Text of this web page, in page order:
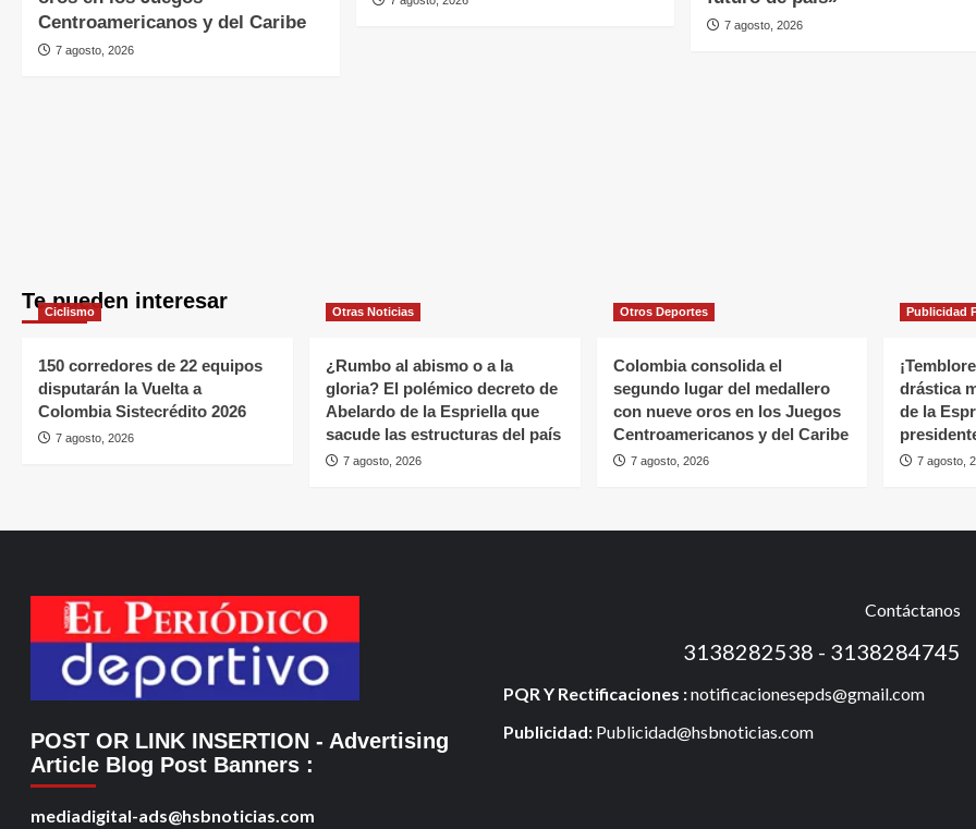
Centroamericanos y del Caribe
7 agosto, 2026
7 agosto, 2026
Te pueden interesar
Ciclismo
150 corredores de 22 equipos
disputarán la Vuelta a
Colombia Sistecrédito 2026
7 agosto, 2026
Otras Noticias
¿Rumbo al abismo o a la
gloria? El polémico decreto de
Abelardo de la Espriella que
sacude las estructuras del país
7 agosto, 2026
Otros Deportes
Colombia consolida el
segundo lugar del medallero
con nueve oros en los Juegos
Centroamericanos y del Caribe
7 agosto, 2026
Publicidad
drástica
de la
7 agosto,
POST OR LINK INSERTION - Advertising
Article Blog Post Banners :
mediadigital-ads@hsbnoticias.com
Contáctanos
3138282538 - 3138284745
PQR Y Rectificaciones :notificacionesepds@gmail.com
Publicidad: Publicidad@hsbnoticias.com